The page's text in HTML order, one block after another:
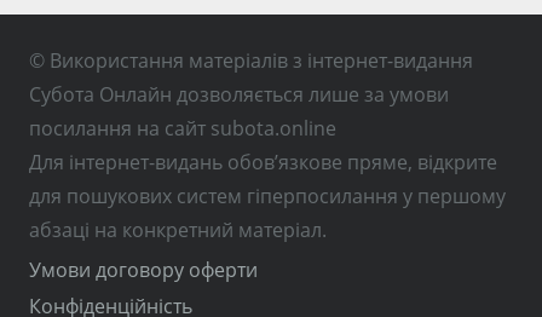
© Використання матеріалів з інтернет-видання
Субота Онлайн дозволяється лише за умови
посилання на сайт subota.online
Для інтернет-видань обов’язкове пряме, відкрите
для пошукових систем гіперпосилання у першому
абзаці на конкретний матеріал.
Умови договору оферти
Конфіденційність